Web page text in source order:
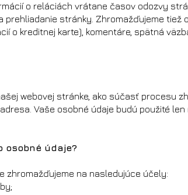
o reláciách vrátane časov odozvy
stránky. Zhromažďujeme tiež
o kreditnej karte), komentáre, spätná
webovej stránke, ako súčasť procesu
Vaše osobné údaje budú použité
osobné údaje?
zhromažďujeme na nasledujúce účely: